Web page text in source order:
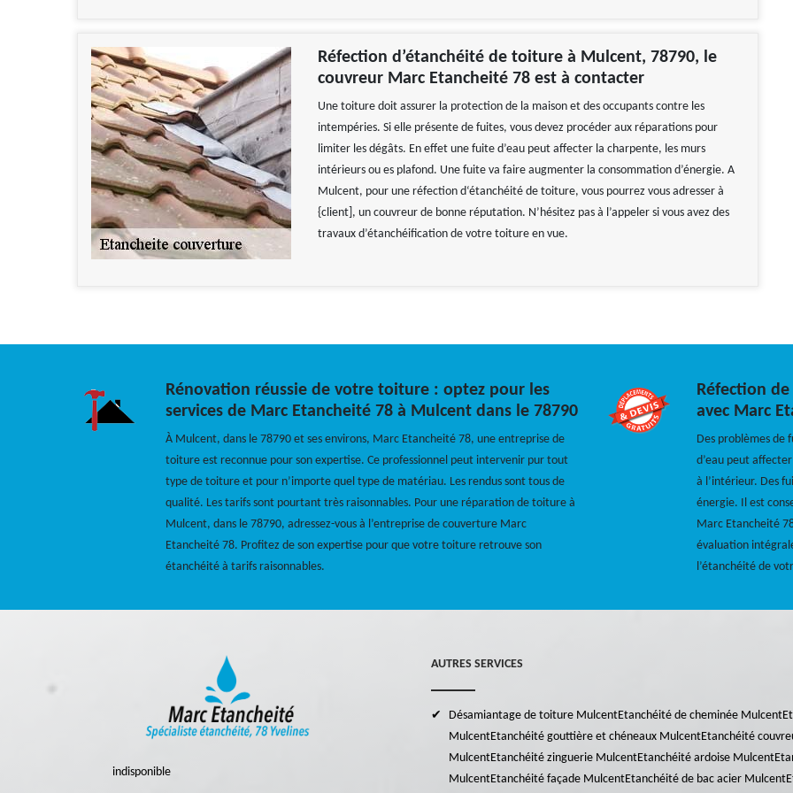
Réfection d’étanchéité de toiture à Mulcent, 78790, le
couvreur Marc Etancheité 78 est à contacter
Une toiture doit assurer la protection de la maison et des occupants contre les
intempéries. Si elle présente de fuites, vous devez procéder aux réparations pour
limiter les dégâts. En effet une fuite d’eau peut affecter la charpente, les murs
intérieurs ou es plafond. Une fuite va faire augmenter la consommation d’énergie. A
Mulcent, pour une réfection d‘étanchéité de toiture, vous pourrez vous adresser à
{client], un couvreur de bonne réputation. N’hésitez pas à l’appeler si vous avez des
travaux d’étanchéification de votre toiture en vue.
Rénovation réussie de votre toiture : optez pour les
services de Marc Etancheité 78 à Mulcent dans le 78790
À Mulcent, dans le 78790 et ses environs, Marc Etancheité 78, une entreprise de
toiture est reconnue pour son expertise. Ce professionnel peut intervenir pur tout
type de toiture et pour n’importe quel type de matériau. Les rendus sont tous de
qualité. Les tarifs sont pourtant très raisonnables. Pour une réparation de toiture à
Mulcent, dans le 78790, adressez-vous à l’entreprise de couverture Marc
Etancheité 78. Profitez de son expertise pour que votre toiture retrouve son
étanchéité à tarifs raisonnables.
Réfection
avec Marc
Des problèmes de
d’eau peut
à l’intérieur. Des
énergie. Il est
Marc Etancheité
évaluation
l’étanchéité de
indisponible
AUTRES SERVICES
Désamiantage de toiture MulcentEtanchéité de cheminée Mulcent
MulcentEtanchéité gouttière et chéneaux MulcentEtanchéité
MulcentEtanchéité zinguerie MulcentEtanchéité ardoise Mulcent
MulcentEtanchéité façade MulcentEtanchéité de bac acier Mulcent